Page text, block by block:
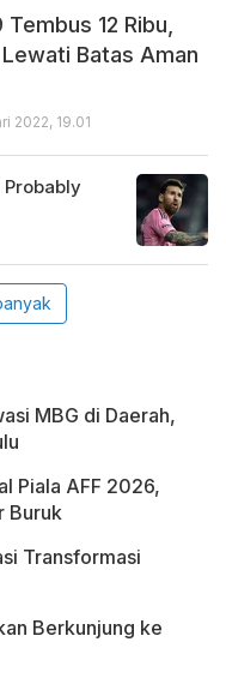
12 Ribu,
Batas Aman
2022, 19.01
MBG di Daerah,
Piala AFF 2026,
Buruk
Transformasi
Berkunjung ke